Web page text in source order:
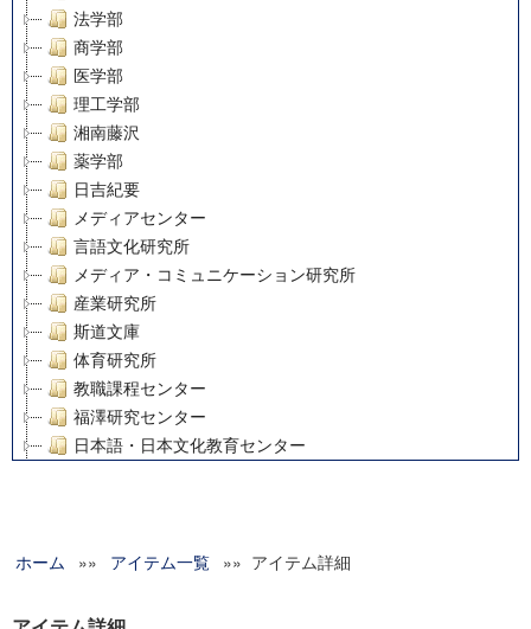
法学部
商学部
医学部
理工学部
湘南藤沢
薬学部
日吉紀要
メディアセンター
言語文化研究所
メディア・コミュニケーション研究所
産業研究所
斯道文庫
体育研究所
教職課程センター
福澤研究センター
日本語・日本文化教育センター
グローバルリサーチインスティテュート
科学研究費補助金研究成果報告書
ホーム »» アイテム一覧 »» アイテム詳細